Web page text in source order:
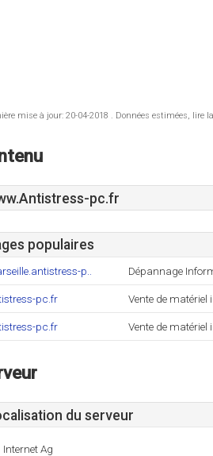
mise à jour: 20-04-2018 . Données estimées, lire
pc.fr
populaires
p.. Dépannage
pc.fr Vente de
pc.fr Vente de
du serveur
Internet Ag